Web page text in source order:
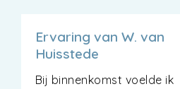
Ervaring van W. van
Huisstede
Bij binnenkomst voelde ik